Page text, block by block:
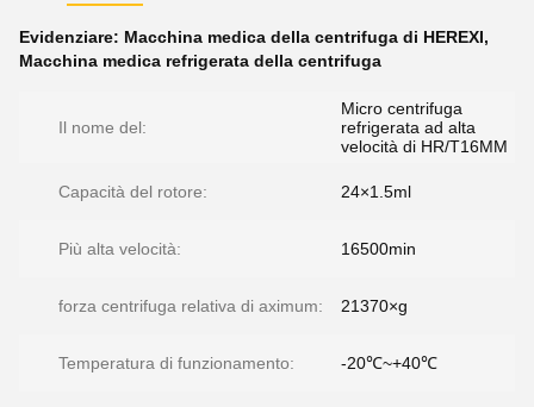
Evidenziare: Macchina medica della centrifuga di HEREXI,
Macchina medica refrigerata della centrifuga
Il nome del:
Micro centrifuga
refrigerata ad alta
velocità di HR/T16MM
Capacità del rotore: 24×1.5ml
Più alta velocità: 16500min
forza centrifuga relativa di aximum: 21370×g
Temperatura di funzionamento: -20℃~+40℃